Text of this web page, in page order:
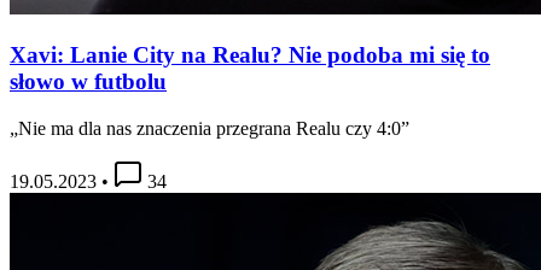
Xavi: Lanie City na Realu? Nie podoba mi się to
słowo w futbolu
„Nie ma dla nas znaczenia przegrana Realu czy 4:0”
19.05.2023 • 34